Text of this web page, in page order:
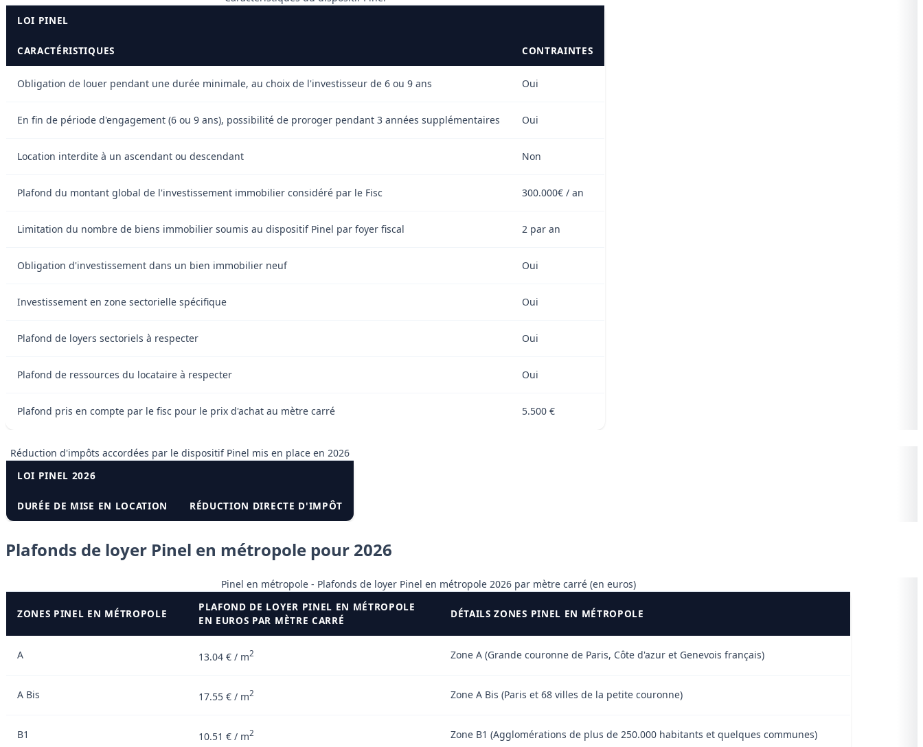
LOI PINEL
CARACTÉRISTIQUES CONTRAINTES
Obligation de louer pendant une durée minimale, au choix de l'investisseur de 6 ou 9 ans Oui
En fin de période d'engagement (6 ou 9 ans), possibilité de proroger pendant 3 années supplémentaires Oui
Location interdite à un ascendant ou descendant Non
Plafond du montant global de l'investissement immobilier considéré par le Fisc 300.000€ / an
Limitation du nombre de biens immobilier soumis au dispositif Pinel par foyer fiscal 2 par an
Obligation d'investissement dans un bien immobilier neuf Oui
Investissement en zone sectorielle spécifique Oui
Plafond de loyers sectoriels à respecter Oui
Plafond de ressources du locataire à respecter Oui
Plafond pris en compte par le fisc pour le prix d'achat au mètre carré 5.500 €
Réduction d'impôts accordées par le dispositif Pinel mis en place en 2026
LOI PINEL 2026
DURÉE DE MISE EN LOCATION RÉDUCTION DIRECTE D'IMPÔT
Plafonds de loyer Pinel en métropole pour 2026
Pinel en métropole - Plafonds de loyer Pinel en métropole 2026 par mètre carré (en euros)
ZONES PINEL EN MÉTROPOLE
PLAFOND DE LOYER PINEL EN MÉTROPOLE
EN EUROS PAR MÈTRE CARRÉ
DÉTAILS ZONES PINEL EN MÉTROPOLE
A 13.04 € / m2 Zone A (Grande couronne de Paris, Côte d'azur et Genevois français)
A Bis 17.55 € / m2 Zone A Bis (Paris et 68 villes de la petite couronne)
B1 10.51 € / m2 Zone B1 (Agglomérations de plus de 250.000 habitants et quelques communes)